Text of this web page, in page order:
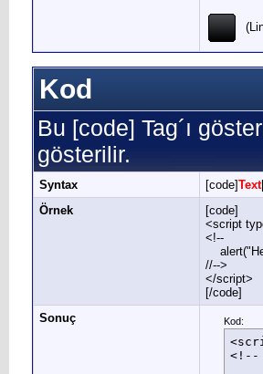
Kod
Bu [code] Tag´ı
gösterilir.
Syntax [code]Text
Örnek
[code]
<script
<!--
//-->
</script>
[/code]
Sonuç
Kod:
<!--